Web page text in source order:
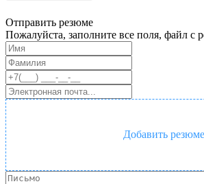
Отправить резюме
Пожалуйста, заполните все поля, файл с
Добавить резюме